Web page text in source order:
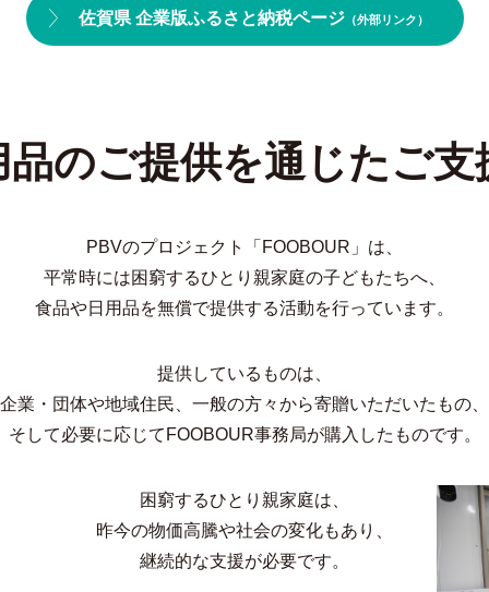
佐賀県 企業版ふるさと納税ページ（外部リンク）
品のご提供を通じたご支
PBVのプロジェクト「FOOBOUR」は、
平常時には困窮するひとり親家庭の子どもたちへ、
食品や日用品を無償で提供する活動を行っています。
提供しているものは、
企業・団体や地域住民、一般の方々から寄贈いただいたもの、
そして必要に応じて FOOBOUR事務局が購入したものです。
困窮するひとり親家庭は、
昨今の物価高騰や社会の変化もあり、
継続的な支援が必要です。